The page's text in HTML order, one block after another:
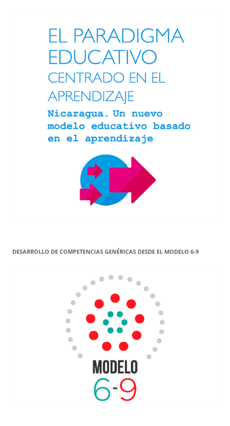
DESARROLLO DE COMPETENCIAS GENÉRICAS DESDE EL MODELO 6-9